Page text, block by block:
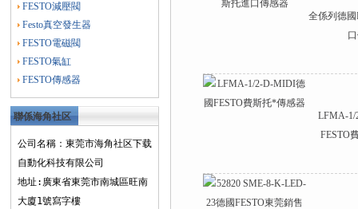
FESTO減壓閥
Festo真空發生器
FESTO電磁閥
FESTO氣缸
FESTO傳感器
聯係海角社区
下载
公司名稱：東莞市海角社区下载
自動化科技有限公司
地址:廣東省東莞市南城區旺南
大廈1號寫字樓
全係列德
LFMA-
FESTO